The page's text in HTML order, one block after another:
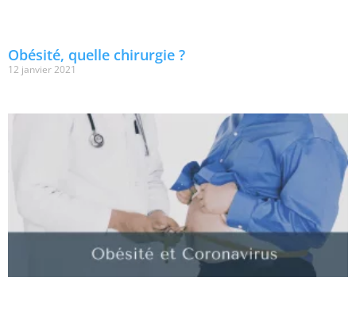
Obésité, quelle chirurgie ?
12 janvier 2021